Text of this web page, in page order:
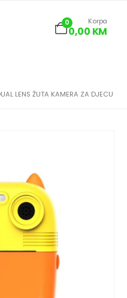
0 Korpa
0,00 KM
LENS ŽUTA KAMERA ZA DJECU